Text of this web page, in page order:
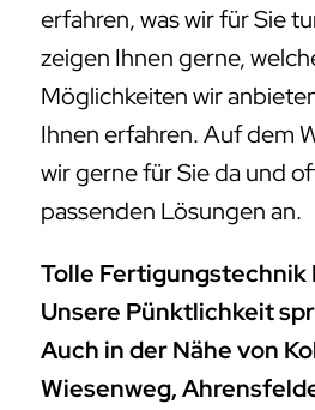
erfahren, was wir für Sie
zeigen Ihnen gerne,
Möglichkeiten wir
Ihnen erfahren. Auf dem
wir gerne für Sie da und
passenden Lösungen an.
Tolle Fertigungstechnik
Unsere Pünktlichkeit
Auch in der Nähe von
Wiesenweg,